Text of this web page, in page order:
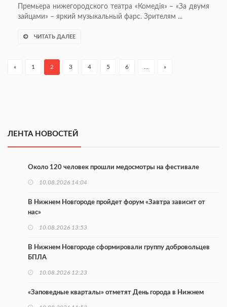
Премьера нижегородского театра «Комедiя» – «За двумя
зайцами» – яркий музыкальный фарс. Зрителям ...
ЧИТАТЬ ДАЛЕЕ
« 1 2 3 4 5 6 »
ЛЕНТА НОВОСТЕЙ
Около 120 человек прошли медосмотры на фестивале
10.08.2026 14:04
В Нижнем Новгороде пройдет форум «Завтра зависит от
нас»
10.08.2026 13:53
В Нижнем Новгороде сформировали группу добровольцев
БПЛА
10.08.2026 12:23
«Заповедные кварталы» отметят День города в Нижнем